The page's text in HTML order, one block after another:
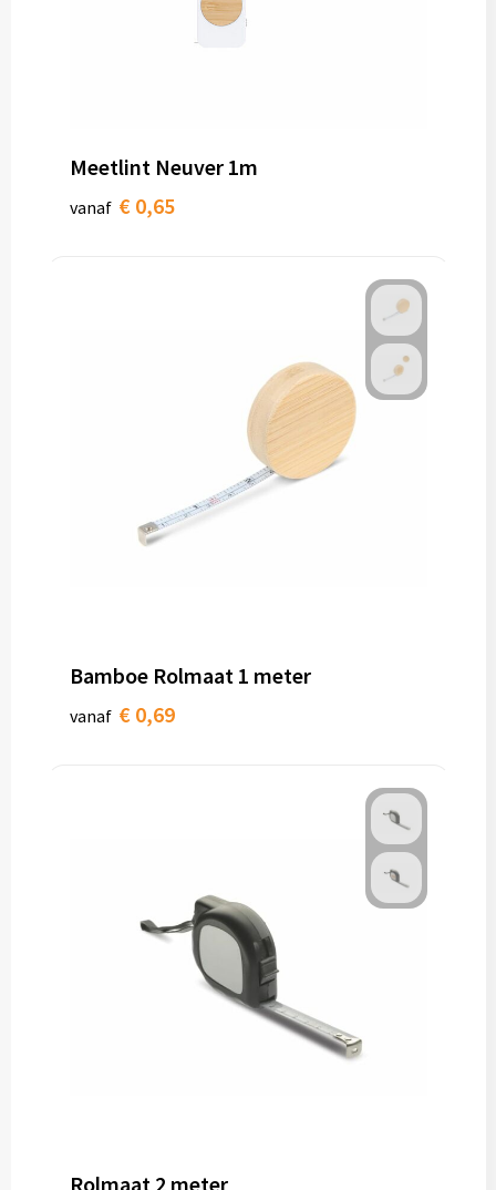
Meetlint Neuver 1m
vanaf € 0,65
Bamboe Rolmaat 1 meter
vanaf € 0,69
Rolmaat 2 meter